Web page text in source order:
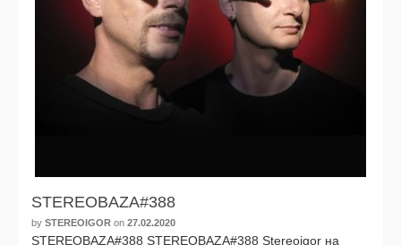
STEREOBAZA#388
by STEREOIGOR on 27.02.2020
STEREOBAZA#388 STEREOBAZA#388 Stereoigor на